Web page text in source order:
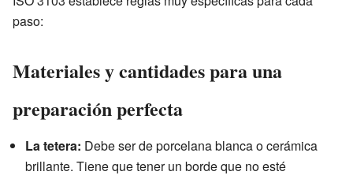
paso:
Materiales y cantidades para una
preparación perfecta
La tetera: Debe ser de porcelana blanca o cerámica
brillante. Tiene que tener un borde que no esté